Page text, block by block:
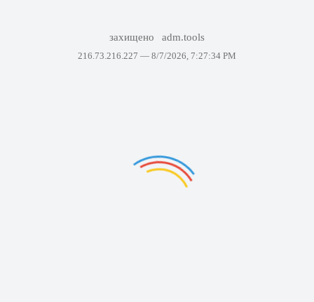
захищено adm.tools
216.73.216.227 — 8/7/2026, 7:27:34 PM